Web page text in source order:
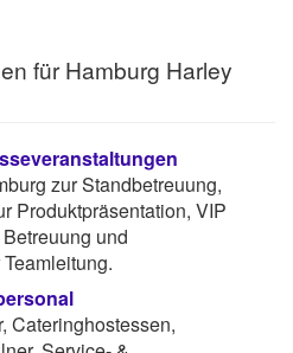
für Hamburg Harley
zur Standbetreuung,
Produktpräsentation, VIP
und
Cateringhostessen,